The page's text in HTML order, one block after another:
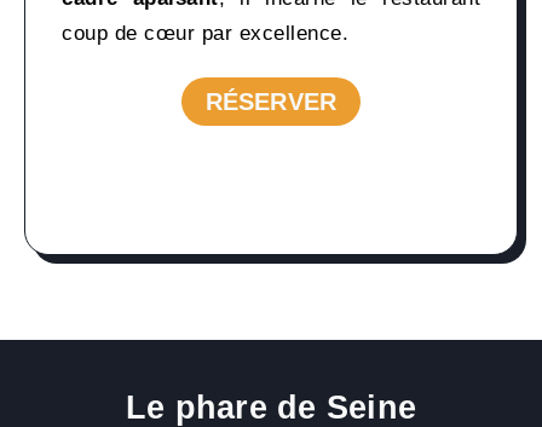
coup de cœur par excellence.
RÉSERVER
Le phare de Seine